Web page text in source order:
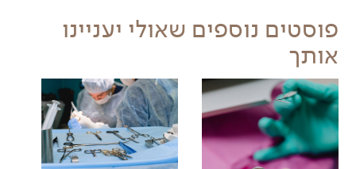
פוסטים נוספים שאולי יעניינו
אותך